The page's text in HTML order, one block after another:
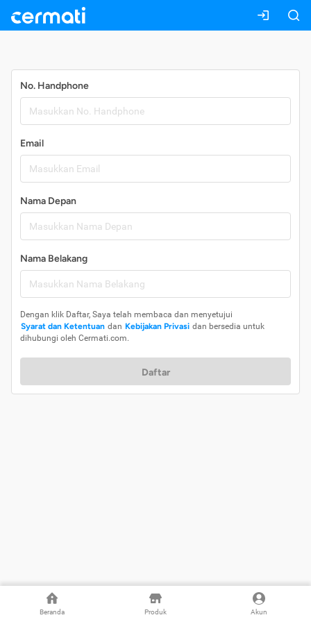
Beranda Produk Akun
No. Handphone
Email
Nama Depan
Nama Belakang
Dengan klik Daftar, Saya telah membaca dan menyetujui
Syarat dan Ketentuan dan Kebijakan Privasi dan bersedia untuk
dihubungi oleh Cermati.com.
Daftar